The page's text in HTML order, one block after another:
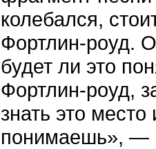
колебался,
Фортлин-роуд.
будет ли это
Фортлин-роуд,
знать это
понимаешь», —